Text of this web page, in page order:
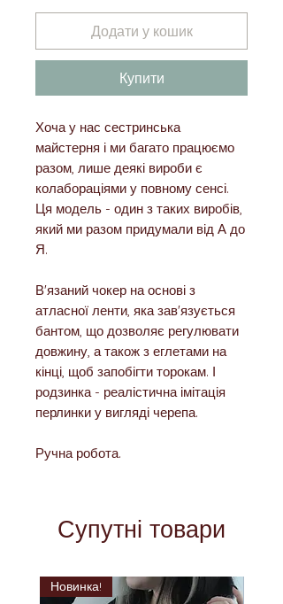
Додати у кошик
Купити
Хоча у нас сестринська
майстерня і ми багато працюємо
разом, лише деякі вироби є
колабораціями у повному сенсі.
Ця модель - один з таких виробів,
який ми разом придумали від А до
Я.
В'язаний чокер на основі з
атласної ленти, яка зав'язується
бантом, що дозволяє регулювати
довжину, а також з еглетами на
кінці, щоб запобігти торокам. І
родзинка - реалістична імітація
перлинки у вигляді черепа.
Ручна робота.
Супутні товари
Новинка!